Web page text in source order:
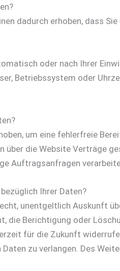
dadurch erhoben, dass
oder nach Ihrer
Betriebssystem oder
um eine fehlerfreie
über die Website Verträge
Auftragsanfragen
Ihrer Daten?
unentgeltlich Auskunft
die Berichtigung oder
für die Zukunft
Daten zu verlangen. Des